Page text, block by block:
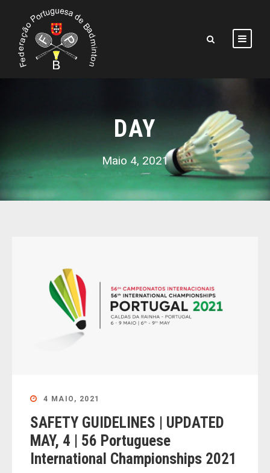
DAY
Maio 4, 2021
4 MAIO, 2021
SAFETY GUIDELINES | UPDATED
MAY, 4 | 56 Portuguese
International Championships 2021